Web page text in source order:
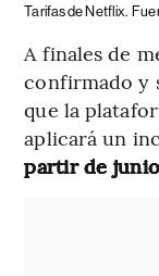
Tarifas de Netflix.
A finales de
confirmado y
que la
aplicará un
partir de